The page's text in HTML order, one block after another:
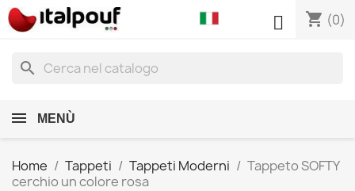
shopping_cart (0)

search
MENÙ
Home Tappeti Tappeti Moderni
Tappeto SOFTY
cerchio un colore rosa